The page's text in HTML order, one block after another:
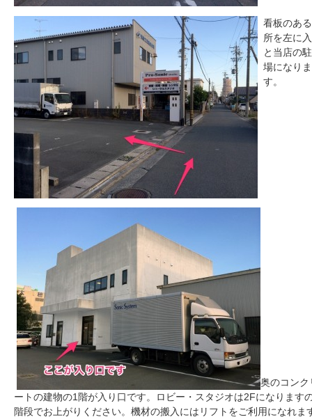
看板のあ
所を左に
と当店の
場になりま
す。
奥のコンク
ートの建物の1階が入り口です。ロビー・スタジオは2Fになります
階段でお上がりください。機材の搬入にはリフトをご利用になれま